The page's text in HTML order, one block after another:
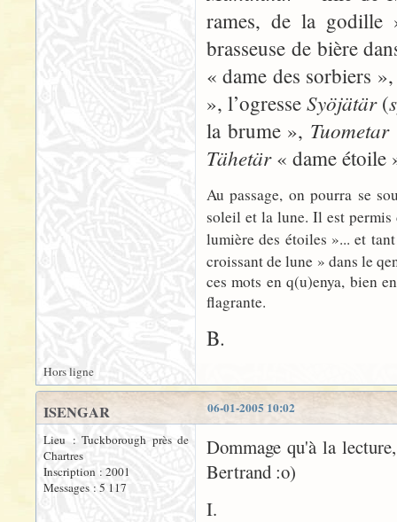
rames, de la
brasseuse de bière
« dame des sorbiers
», l’ogresseSyöjätär(
la brume », Tuometar
Tähetär« dame étoile
Au passage, on pourra se
soleil et la lune. Il est
lumière des étoiles »... et
croissant de lune » dans le
ces mots en q(u)enya, bien
flagrante.
B.
Hors ligne
06-01-2005 10:02
ISENGAR
Lieu : Tuckborough près de
Chartres
Inscription : 2001
Messages : 5 117
Dommage qu'à la
Bertrand :o)
I.